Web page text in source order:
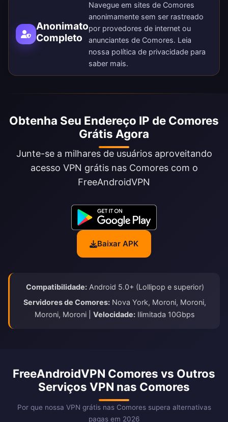
Anonimato
Completo
Navegue em sites de Comores
anonimamente sem ser rastreado
por provedores de internet ou
anunciantes de Comores. Leia
nossa política de privacidade para
saber mais.
Obtenha Seu Endereço IP de Comores
Grátis Agora
Junte-se a milhares de usuários aproveitando
acesso VPN grátis nas Comores com o
FreeAndroidVPN
Baixar APK
Compatibilidade:Android 5.0+ (Lollipop e superior)
Servidores de Comores: Nova York, Moroni, Moroni,
Moroni, Moroni | Velocidade: Ilimitada 10Gbps
FreeAndroidVPN Comores vs Outros
Serviços VPN nas Comores
Por que nossa VPN grátis nas Comores supera alternativas
pagas em 2026